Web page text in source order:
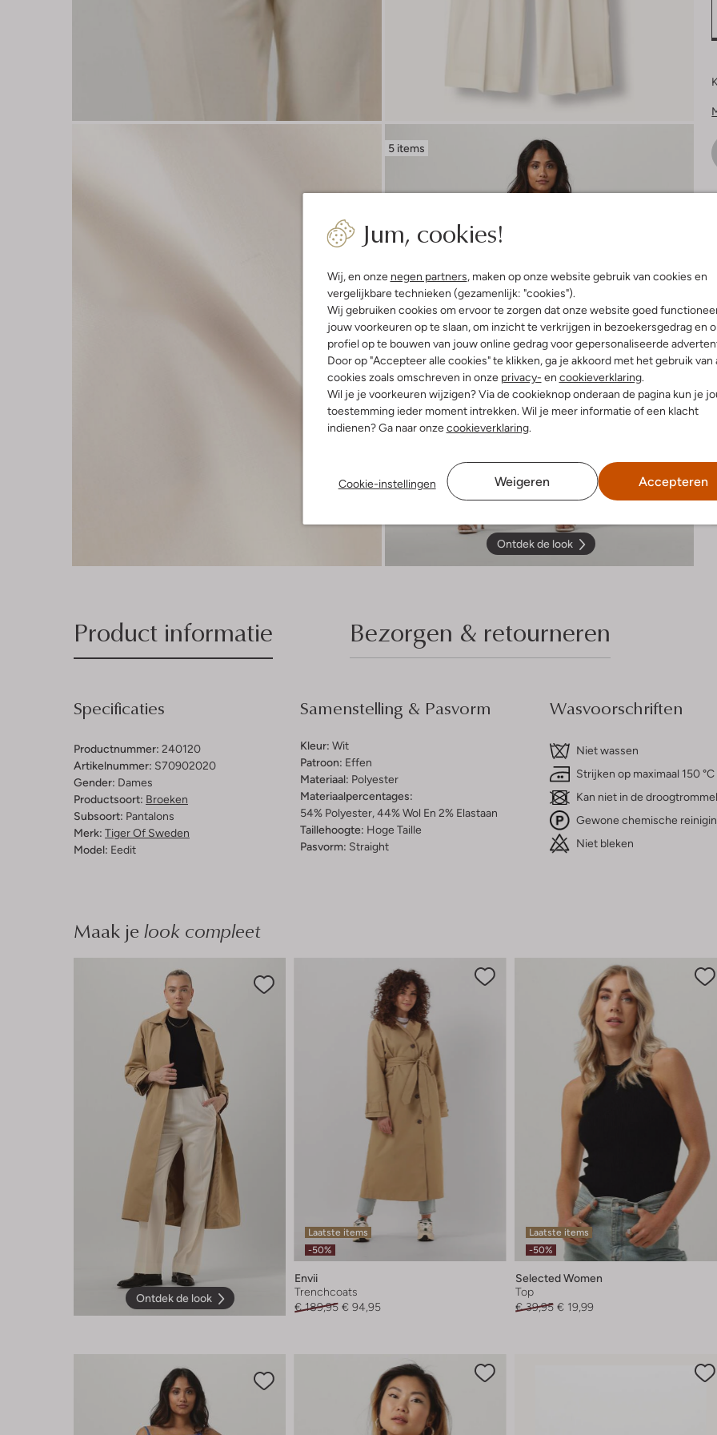
Jum, cookies!
Wij, en onze negen partners, maken op onze website gebruik van cookies en
vergelijkbare technieken (gezamenlijk: "cookies").
Wij gebruiken cookies om ervoor te zorgen dat onze website goed
jouw voorkeuren op te slaan, om inzicht te verkrijgen in bezoekersgedrag en
profiel op te bouwen van jouw online gedrag voor gepersonaliseerde
Door op "Accepteer alle cookies" te klikken, ga je akkoord met het gebruik van
cookies zoals omschreven in onze privacy- en cookieverklaring.
Wil je je voorkeuren wijzigen? Via de cookieknop onderaan de pagina kun je
toestemming ieder moment intrekken. Wil je meer informatie of een klacht
indienen? Ga naar onzecookieverklaring.
Cookie-instellingen Weigeren Accepteren
5 items
Ontdek de look
Product informatie Bezorgen & retourneren
Specificaties
Productnummer: 240120
Artikelnummer: S70902020
Gender: Dames
Productsoort: Broeken
Subsoort: Pantalons
Merk: Tiger Of Sweden
Model: Eedit
Samenstelling & Pasvorm
Kleur: Wit
Patroon: Effen
Materiaal: Polyester
Materiaalpercentages:
54% Polyester, 44% Wol En 2% Elastaan
Taillehoogte: Hoge Taille
Pasvorm: Straight
Wasvoorschriften
Niet wassen
Strijken op maximaal 150 °C
Kan niet in de droogtrommel
Gewone chemische
Niet bleken
Maak je look compleet
Ontdek de look
Laatste items
-50%
Envii
Trenchcoats
€ 189,95 € 94,95
Laatste items
-50%
Selected Women
Top
€ 39,95 € 19,99